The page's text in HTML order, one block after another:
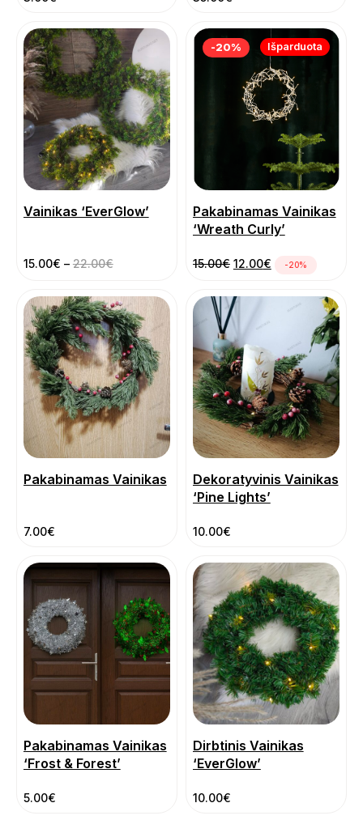
Vainikas ‘EverGlow’
15.00€ – 22.00€
Pakabinamas Vainikas
‘Wreath Curly’
15.00€ Pradinė kaina buvo:
12.00€Dabartinė kaina
-20%
Išparduota
-20%
Pakabinamas Vainikas
7.00€
Dekoratyvinis Vainikas
‘Pine Lights’
10.00€
Pakabinamas Vainikas
‘Frost & Forest’
5.00€
Dirbtinis Vainikas
‘EverGlow’
10.00€